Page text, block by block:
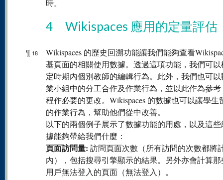
時。
4 Wikispaces 應用的定量評估
¶ 18
Wikispaces 的歷史回溯功能讓我們能夠查看
基頁面的相關使用數據。透過這項功能，我們可
定時期內個別教師的編輯行為。此外，我們也可
業小組中的分工合作及作業行為，並以此作為參
程作必要的更改。Wikispaces 的數據也可以讓學生
的作業行為，幫助他們從中改善。
以下的兩個例子展示了數據功能的用處，以及這
據能夠帶給我們什麼：
頁面訪問量: 訪問頁面次數（所有訪問的次數都將
內），包括搜尋引擎顯示的結果。另外亦會計算
用戶無法登入的頁面（無法登入）。